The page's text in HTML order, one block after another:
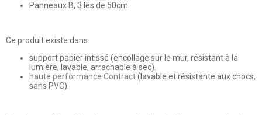
Panneaux B, 3 lés de 50cm
Ce produit existe dans:
support papier intissé (encollage sur le mur, résistant à la
lumière, lavable, arrachable à sec).
haute performance Contract(lavable et résistante aux chocs,
sans PVC).